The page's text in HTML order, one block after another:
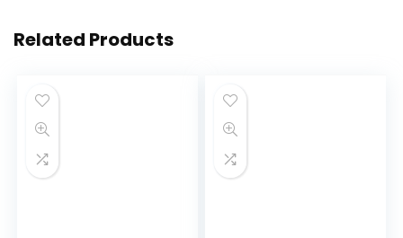
Related Products